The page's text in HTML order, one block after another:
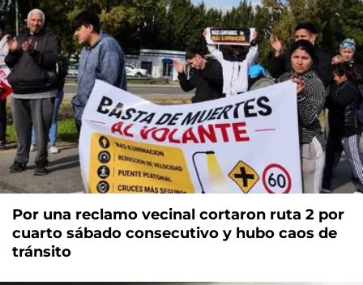
Por una reclamo vecinal cortaron ruta 2 por
cuarto sábado consecutivo y hubo caos de
tránsito